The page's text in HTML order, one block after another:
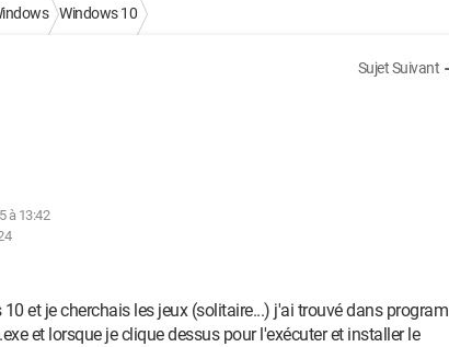
Windows 10
Sujet Suivant
à 13:42
et je cherchais les jeux (solitaire...) j'ai trouvé dans program
et lorsque je clique dessus pour l'exécuter et installer le